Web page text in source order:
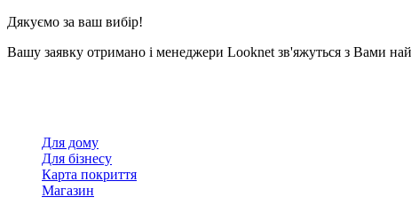
Дякуємо за ваш вибір!
Вашу заявку отримано і менеджери Looknet зв'яжуться з Вами
Для дому
Для бізнесу
Карта покриття
Магазин